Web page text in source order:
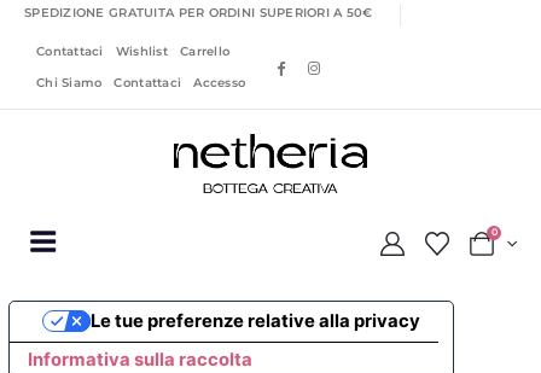
SPEDIZIONE GRATUITA PER ORDINI SUPERIORI A 50€
Contattaci Wishlist
Carrello
Chi Siamo
Contattaci Accesso
0
Informativa sulla raccolta
Le tue preferenze relative alla privacy